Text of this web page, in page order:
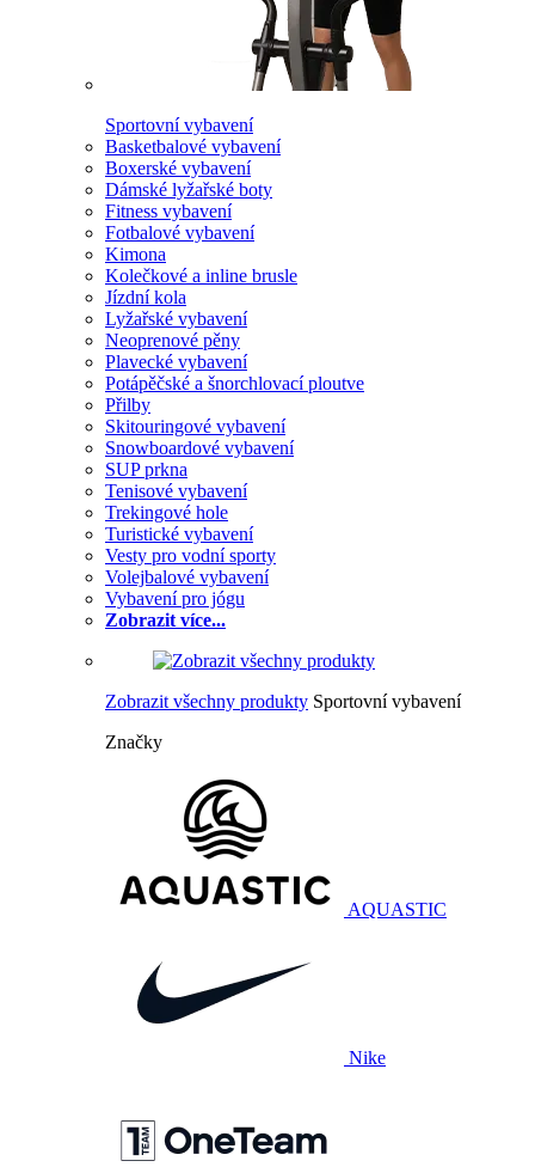
Sportovní vybavení
Basketbalové vybavení
Boxerské vybavení
Dámské lyžařské boty
Fitness vybavení
Fotbalové vybavení
Kimona
Kolečkové a inline brusle
Jízdní kola
Lyžařské vybavení
Neoprenové pěny
Plavecké vybavení
Potápěčské a šnorchlovací ploutve
Přilby
Skitouringové vybavení
Snowboardové vybavení
SUP prkna
Tenisové vybavení
Trekingové hole
Turistické vybavení
Vesty pro vodní sporty
Volejbalové vybavení
Vybavení pro jógu
Zobrazit více...
Zobrazit všechny produkty Sportovní vybavení
Značky
AQUASTIC
Nike